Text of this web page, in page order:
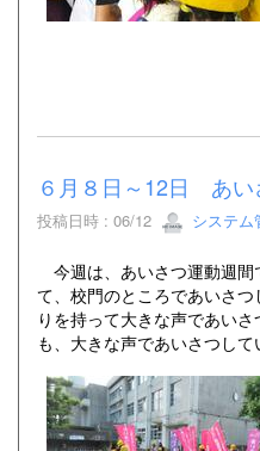
６月８日～12日 あい
投稿日時 : 06/12 システム
今週は、あいさつ運動週間
て、校門のところであいさ
りを持って大きな声であい
も、大きな声であいさつして